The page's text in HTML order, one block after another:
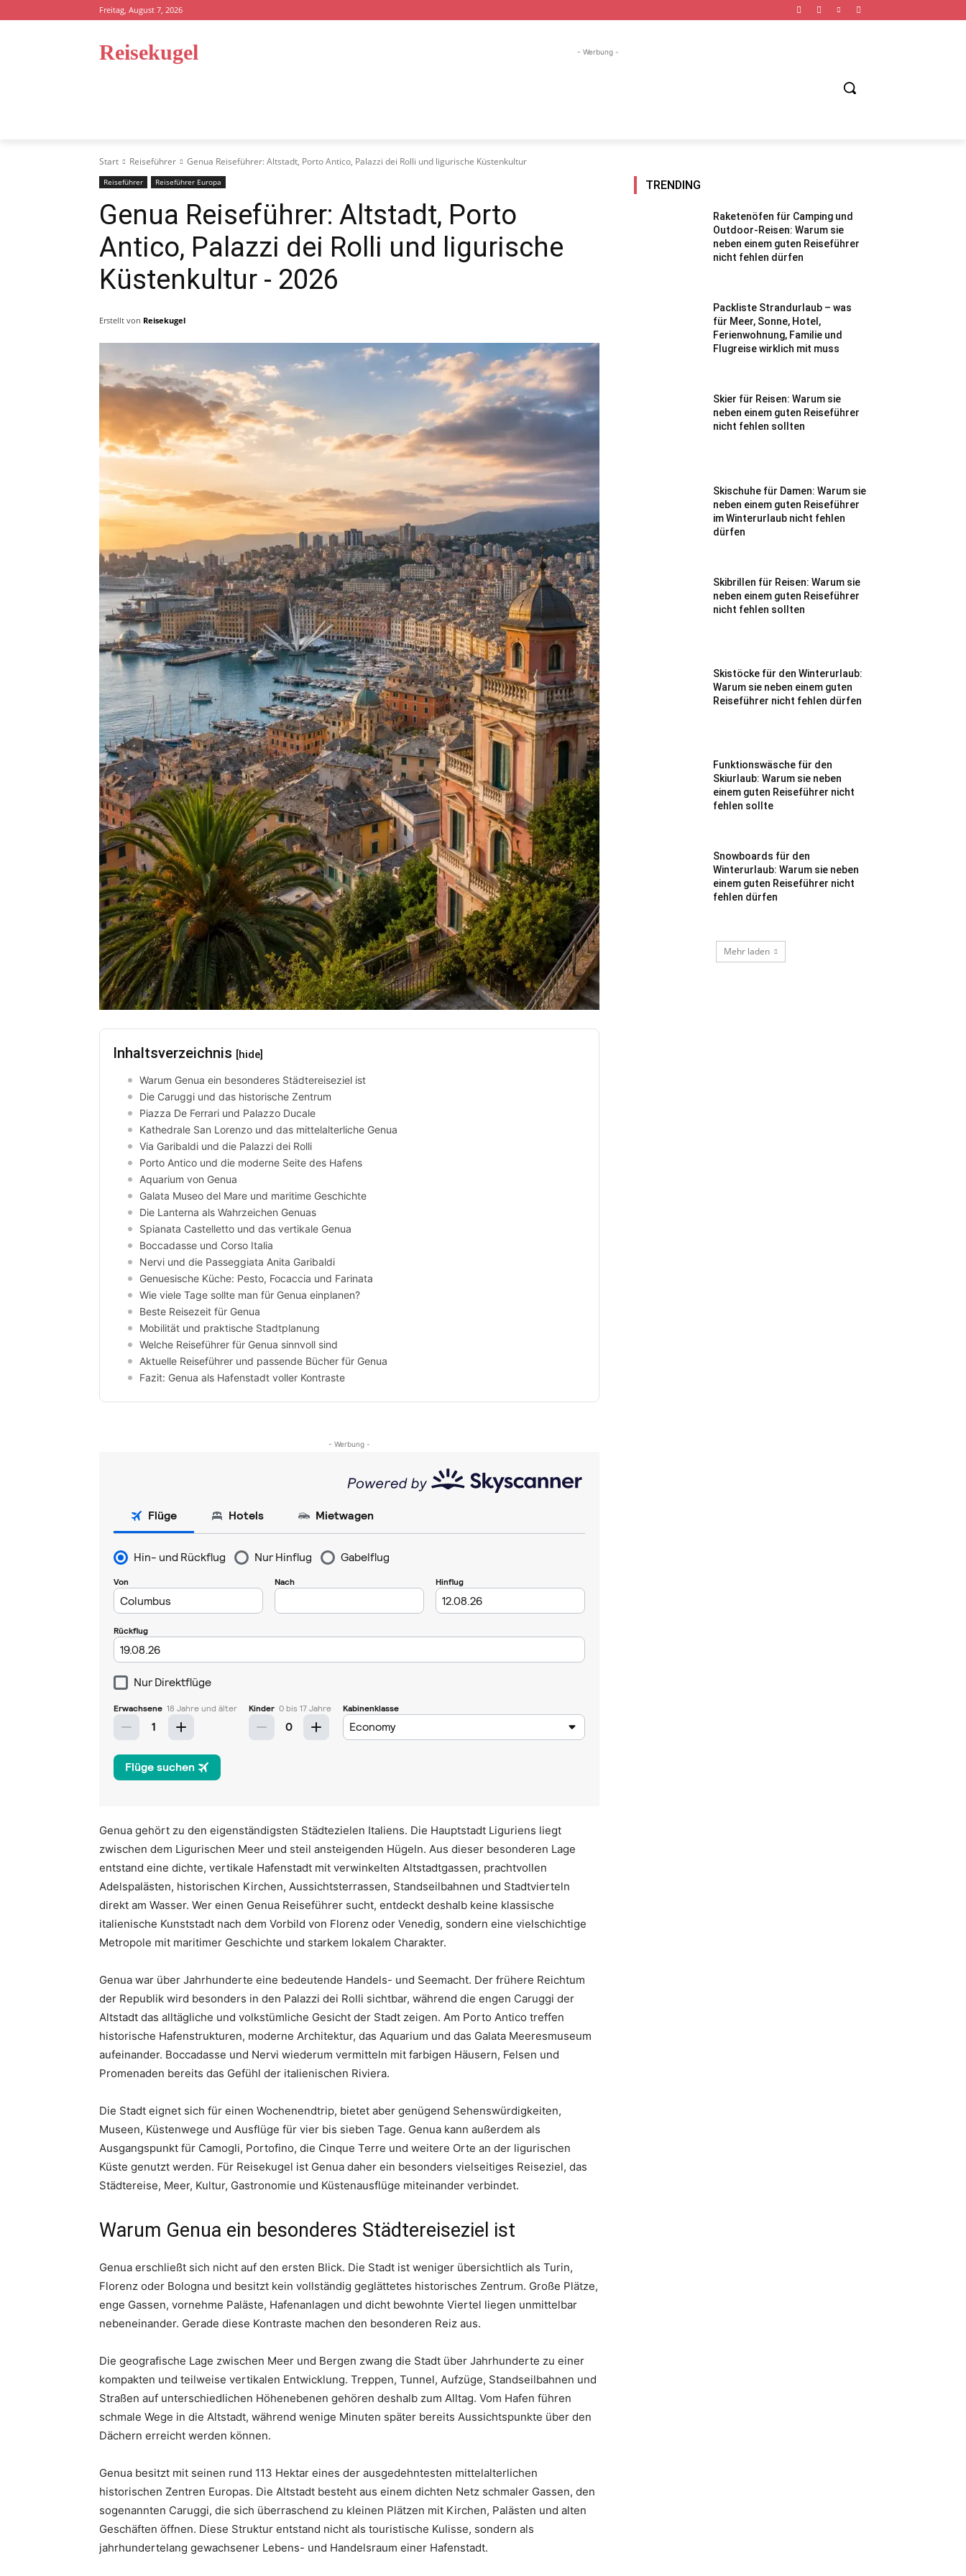
Freitag, August 7, 2026
Reisekugel - Werbung -
Start Reiseführer Genua Reiseführer: Altstadt, Porto Antico, Palazzi dei Rolli und ligurische Küstenkultur
Reiseführer Reiseführer Europa
Genua Reiseführer: Altstadt, Porto
Antico, Palazzi dei Rolli und ligurische
Küstenkultur - 2026
Erstellt von Reisekugel
Inhaltsverzeichnis [hide]
Warum Genua ein besonderes Städtereiseziel ist
Die Caruggi und das historische Zentrum
Piazza De Ferrari und Palazzo Ducale
Kathedrale San Lorenzo und das mittelalterliche Genua
Via Garibaldi und die Palazzi dei Rolli
Porto Antico und die moderne Seite des Hafens
Aquarium von Genua
Galata Museo del Mare und maritime Geschichte
Die Lanterna als Wahrzeichen Genuas
Spianata Castelletto und das vertikale Genua
Boccadasse und Corso Italia
Nervi und die Passeggiata Anita Garibaldi
Genuesische Küche: Pesto, Focaccia und Farinata
Wie viele Tage sollte man für Genua einplanen?
Beste Reisezeit für Genua
Mobilität und praktische Stadtplanung
Welche Reiseführer für Genua sinnvoll sind
Aktuelle Reiseführer und passende Bücher für Genua
Fazit: Genua als Hafenstadt voller Kontraste
- Werbung -
Genua gehört zu den eigenständigsten Städtezielen Italiens. Die Hauptstadt Liguriens liegt
zwischen dem Ligurischen Meer und steil ansteigenden Hügeln. Aus dieser besonderen Lage
entstand eine dichte, vertikale Hafenstadt mit verwinkelten Altstadtgassen, prachtvollen
Adelspalästen, historischen Kirchen, Aussichtsterrassen, Standseilbahnen und Stadtvierteln
direkt am Wasser. Wer einen Genua Reiseführer sucht, entdeckt deshalb keine klassische
italienische Kunststadt nach dem Vorbild von Florenz oder Venedig, sondern eine vielschichtige
Metropole mit maritimer Geschichte und starkem lokalem Charakter.
Genua war über Jahrhunderte eine bedeutende Handels- und Seemacht. Der frühere Reichtum
der Republik wird besonders in den Palazzi dei Rolli sichtbar, während die engen Caruggi der
Altstadt das alltägliche und volkstümliche Gesicht der Stadt zeigen. Am Porto Antico treffen
historische Hafenstrukturen, moderne Architektur, das Aquarium und das Galata Meeresmuseum
aufeinander. Boccadasse und Nervi wiederum vermitteln mit farbigen Häusern, Felsen und
Promenaden bereits das Gefühl der italienischen Riviera.
Die Stadt eignet sich für einen Wochenendtrip, bietet aber genügend Sehenswürdigkeiten,
Museen, Küstenwege und Ausflüge für vier bis sieben Tage. Genua kann außerdem als
Ausgangspunkt für Camogli, Portofino, die Cinque Terre und weitere Orte an der ligurischen
Küste genutzt werden. Für Reisekugel ist Genua daher ein besonders vielseitiges Reiseziel, das
Städtereise, Meer, Kultur, Gastronomie und Küstenausflüge miteinander verbindet.
Warum Genua ein besonderes Städtereiseziel ist
Genua erschließt sich nicht auf den ersten Blick. Die Stadt ist weniger übersichtlich als Turin,
Florenz oder Bologna und besitzt kein vollständig geglättetes historisches Zentrum. Große Plätze,
enge Gassen, vornehme Paläste, Hafenanlagen und dicht bewohnte Viertel liegen unmittelbar
nebeneinander. Gerade diese Kontraste machen den besonderen Reiz aus.
Die geografische Lage zwischen Meer und Bergen zwang die Stadt über Jahrhunderte zu einer
kompakten und teilweise vertikalen Entwicklung. Treppen, Tunnel, Aufzüge, Standseilbahnen und
Straßen auf unterschiedlichen Höhenebenen gehören deshalb zum Alltag. Vom Hafen führen
schmale Wege in die Altstadt, während wenige Minuten später bereits Aussichtspunkte über den
Dächern erreicht werden können.
Genua besitzt mit seinen rund 113 Hektar eines der ausgedehntesten mittelalterlichen
historischen Zentren Europas. Die Altstadt besteht aus einem dichten Netz schmaler Gassen, den
sogenannten Caruggi, die sich überraschend zu kleinen Plätzen mit Kirchen, Palästen und alten
Geschäften öffnen. Diese Struktur entstand nicht als touristische Kulisse, sondern als
jahrhundertelang gewachsener Lebens- und Handelsraum einer Hafenstadt.
TRENDING
Raketenöfen für Camping und
Outdoor-Reisen: Warum sie
neben einem guten Reiseführer
nicht fehlen dürfen
Packliste Strandurlaub – was
für Meer, Sonne, Hotel,
Ferienwohnung, Familie und
Flugreise wirklich mit muss
Skier für Reisen: Warum sie
neben einem guten Reiseführer
nicht fehlen sollten
Skischuhe für Damen: Warum sie
neben einem guten Reiseführer
im Winterurlaub nicht fehlen
dürfen
Skibrillen für Reisen: Warum sie
neben einem guten Reiseführer
nicht fehlen sollten
Skistöcke für den Winterurlaub:
Warum sie neben einem guten
Reiseführer nicht fehlen dürfen
Funktionswäsche für den
Skiurlaub: Warum sie neben
einem guten Reiseführer nicht
fehlen sollte
Snowboards für den
Winterurlaub: Warum sie neben
einem guten Reiseführer nicht
fehlen dürfen
Mehr laden